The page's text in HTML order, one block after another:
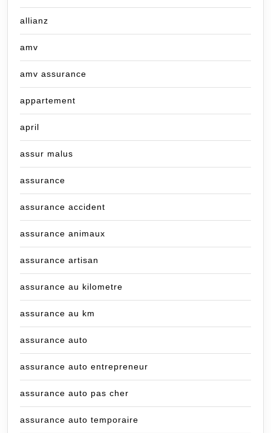
allianz
amv
amv assurance
appartement
april
assur malus
assurance
assurance accident
assurance animaux
assurance artisan
assurance au kilometre
assurance au km
assurance auto
assurance auto entrepreneur
assurance auto pas cher
assurance auto temporaire